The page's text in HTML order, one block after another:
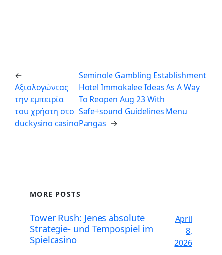
←
Αξιολογώντας
την εμπειρία
του χρήστη στο
duckysino casino
Seminole Gambling Establishment
Hotel Immokalee Ideas As A Way
To Reopen Aug 23 With
Safe+sound Guidelines Menu
Pangas →
MORE POSTS
Tower Rush: Jenes absolute
Strategie- und Tempospiel im
Spielcasino
April
8,
2026